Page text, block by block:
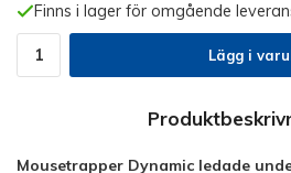
Finns i lager för omgående
Lägg i
Mousetrapper Dynamic ledade